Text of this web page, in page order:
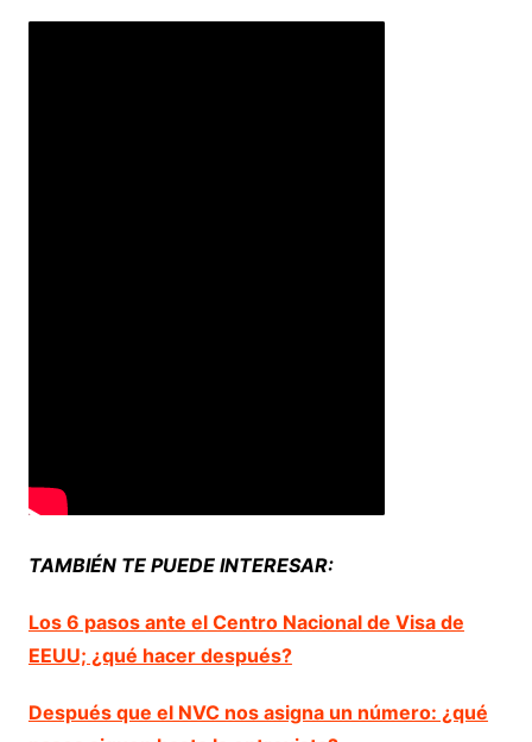
TAMBIÉN TE PUEDE INTERESAR:
Los 6 pasos ante el Centro Nacional de Visa de
EEUU; ¿qué hacer después?
Después que el NVC nos asigna un número: ¿qué